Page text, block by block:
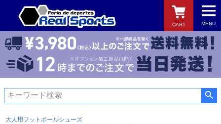
MENU
CART
検索
大人用フットボールシューズ